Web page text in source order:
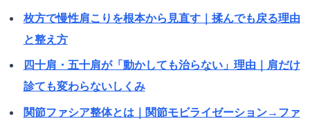
枚方で慢性肩こりを根本から見直す｜揉んでも戻る理由
と整え方
四十肩・五十肩が「動かしても治らない」理由｜肩だけ
診ても変わらないしくみ
関節ファシア整体とは｜関節モビライゼーション→ファ